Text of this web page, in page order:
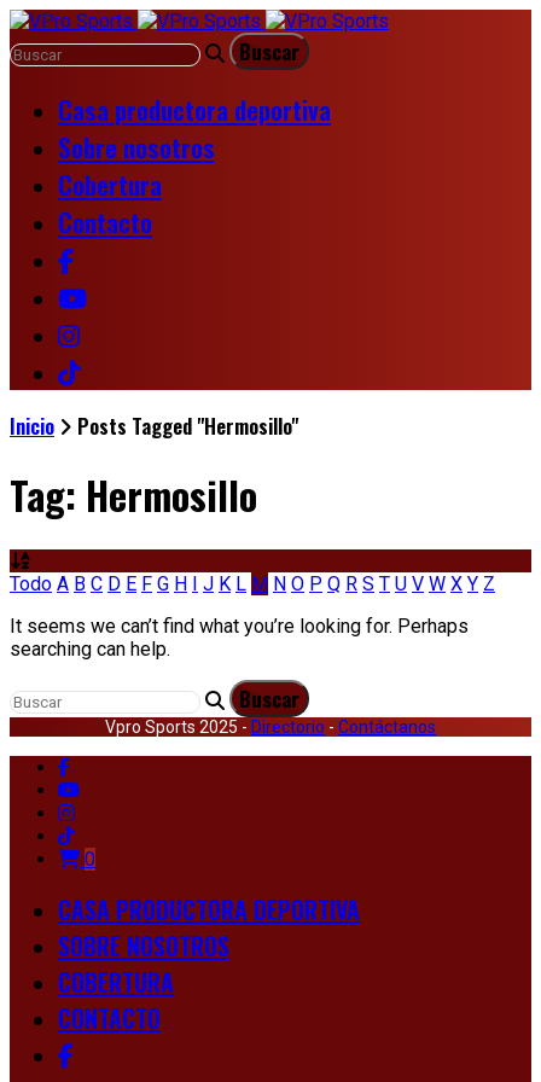
Casa productora deportiva
Sobre nosotros
Cobertura
Contacto
Inicio Posts Tagged "Hermosillo"
Tag: Hermosillo
Todo A B C D E F G H I J K L M N O P Q R S T U V W X Y Z
It seems we can’t find what you’re looking for. Perhaps
searching can help.
Vpro Sports 2025 - Directorio - Contáctanos
0
CASA PRODUCTORA DEPORTIVA
SOBRE NOSOTROS
COBERTURA
CONTACTO